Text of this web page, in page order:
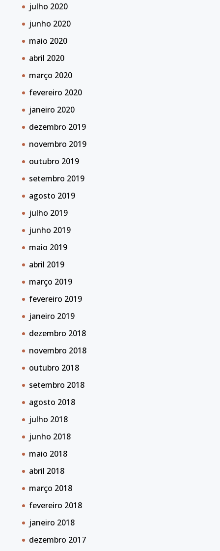
julho 2020
junho 2020
maio 2020
abril 2020
março 2020
fevereiro 2020
janeiro 2020
dezembro 2019
novembro 2019
outubro 2019
setembro 2019
agosto 2019
julho 2019
junho 2019
maio 2019
abril 2019
março 2019
fevereiro 2019
janeiro 2019
dezembro 2018
novembro 2018
outubro 2018
setembro 2018
agosto 2018
julho 2018
junho 2018
maio 2018
abril 2018
março 2018
fevereiro 2018
janeiro 2018
dezembro 2017